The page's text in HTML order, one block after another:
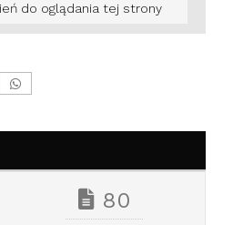
do oglądania tej strony
80